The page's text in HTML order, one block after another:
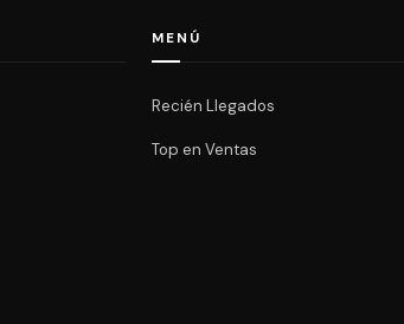
MENÚ
Recién Llegados
Top en Ventas